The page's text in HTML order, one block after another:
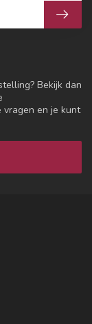
Bekijk dan
en je kunt